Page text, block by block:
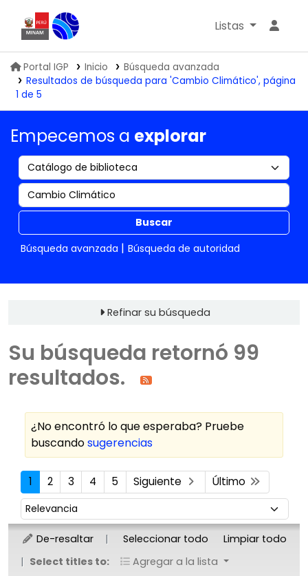
Biblioteca IGP
Listas
Portal IGP Inicio
Búsqueda avanzada
Resultados de búsqueda para 'Cambio Climático', página
1 de 5
Empecemos a explorar
Buscar
Búsqueda avanzada
Búsqueda de autoridad
Refinar su búsqueda
Su búsqueda retornó 99
resultados.
¿No encontró lo que esperaba? Pruebe
buscandosugerencias
Ordenar
1 2 3 4 5 Siguiente Último
Ordenar por:
De-resaltar Seleccionar todo
Limpiar todo
Select titles to:
Agregar a la lista